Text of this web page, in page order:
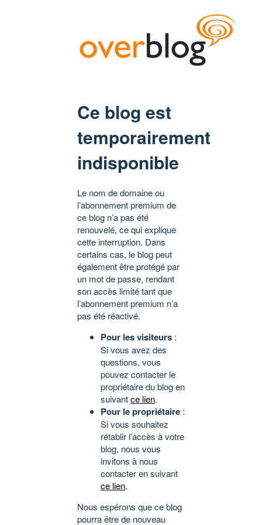
Ce blog est
temporairement
indisponible
Le nom de domaine ou
l’abonnement premium de
ce blog n’a pas été
renouvelé, ce qui explique
cette interruption. Dans
certains cas, le blog peut
également être protégé par
un mot de passe, rendant
son accès limité tant que
l’abonnement premium n’a
pas été réactivé.
Pour les visiteurs :
Si vous avez des
questions, vous
pouvez contacter le
propriétaire du blog en
suivantce lien.
Pour le propriétaire :
Si vous souhaitez
rétablir l’accès à votre
blog, nous vous
invitons à nous
contacter en suivant
ce lien.
Nous espérons que ce blog
pourra être de nouveau